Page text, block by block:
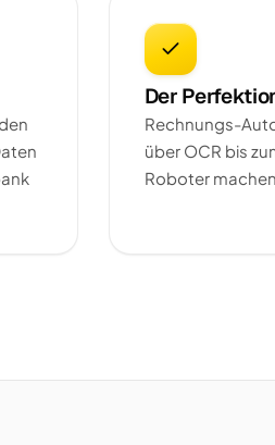
Der
Rechnungs-
über OCR bis
Roboter